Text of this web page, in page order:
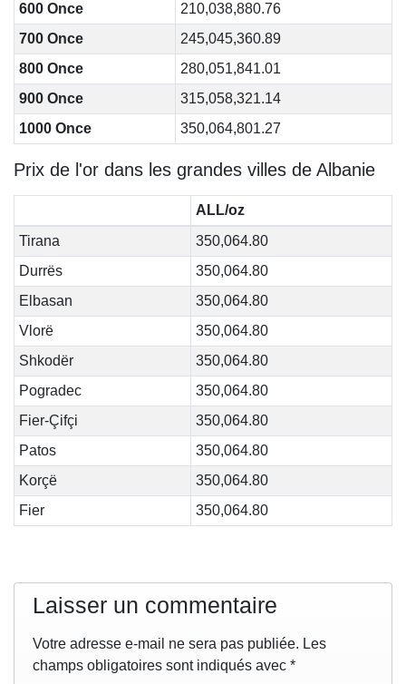
600 Once
210,038,880.76
700 Once
245,045,360.89
800 Once
280,051,841.01
900 Once
315,058,321.14
1000 Once
350,064,801.27
Prix de l'or dans les grandes villes de Albanie
ALL/oz
Tirana
350,064.80
Durrës
350,064.80
Elbasan
350,064.80
Vlorë
350,064.80
Shkodër
350,064.80
Pogradec
350,064.80
Fier-Çifçi
350,064.80
Patos
350,064.80
Korçë
350,064.80
Fier
350,064.80
Laisser un commentaire
Votre adresse e-mail ne sera pas publiée. Les
champs obligatoires sont indiqués avec *